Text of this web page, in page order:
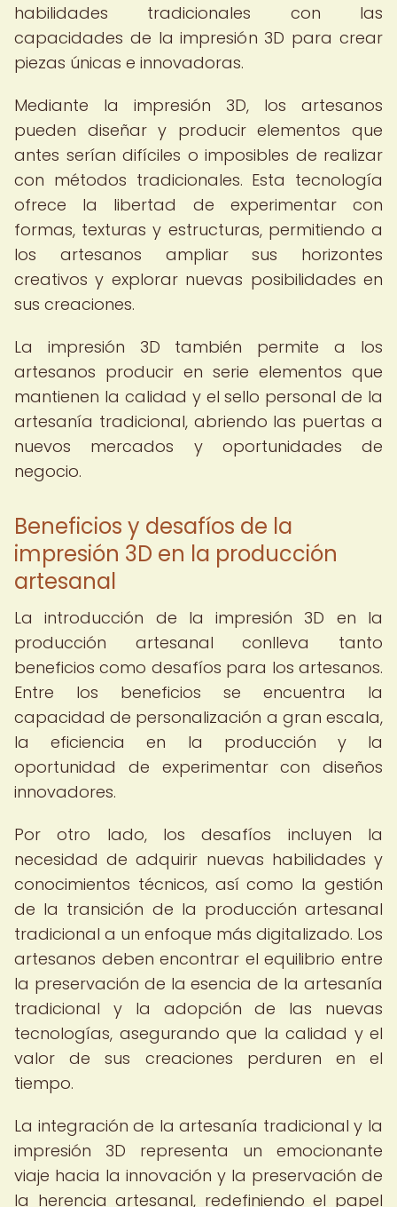
habilidades tradicionales con las
capacidades de la impresión 3D para crear
piezas únicas e innovadoras.
Mediante la impresión 3D, los artesanos
pueden diseñar y producir elementos que
antes serían difíciles o imposibles de realizar
con métodos tradicionales. Esta tecnología
ofrece la libertad de experimentar con
formas, texturas y estructuras, permitiendo a
los artesanos ampliar sus horizontes
creativos y explorar nuevas posibilidades en
sus creaciones.
La impresión 3D también permite a los
artesanos producir en serie elementos que
mantienen la calidad y el sello personal de la
artesanía tradicional, abriendo las puertas a
nuevos mercados y oportunidades de
negocio.
Beneficios y desafíos de la
impresión 3D en la producción
artesanal
La introducción de la impresión 3D en la
producción artesanal conlleva tanto
beneficios como desafíos para los artesanos.
Entre los beneficios se encuentra la
capacidad de personalización a gran escala,
la eficiencia en la producción y la
oportunidad de experimentar con diseños
innovadores.
Por otro lado, los desafíos incluyen la
necesidad de adquirir nuevas habilidades y
conocimientos técnicos, así como la gestión
de la transición de la producción artesanal
tradicional a un enfoque más digitalizado. Los
artesanos deben encontrar el equilibrio entre
la preservación de la esencia de la artesanía
tradicional y la adopción de las nuevas
tecnologías, asegurando que la calidad y el
valor de sus creaciones perduren en el
tiempo.
La integración de la artesanía tradicional y la
impresión 3D representa un emocionante
viaje hacia la innovación y la preservación de
la herencia artesanal, redefiniendo el papel